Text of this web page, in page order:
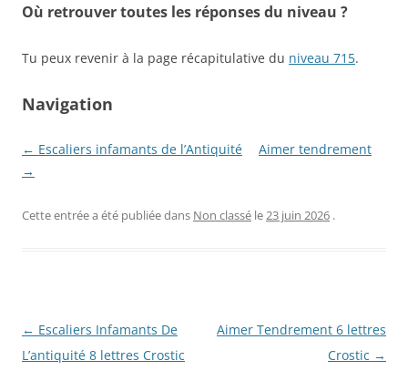
Où retrouver toutes les réponses du niveau ?
Tu peux revenir à la page récapitulative du niveau 715.
Navigation
← Escaliers infamants de l’Antiquité
Aimer tendrement
→
Cette entrée a été publiée dans Non classé le23 juin 2026 .
Navigation
des
← Escaliers Infamants De
L’antiquité 8 lettres Crostic
Aimer Tendrement 6 lettres
Crostic →